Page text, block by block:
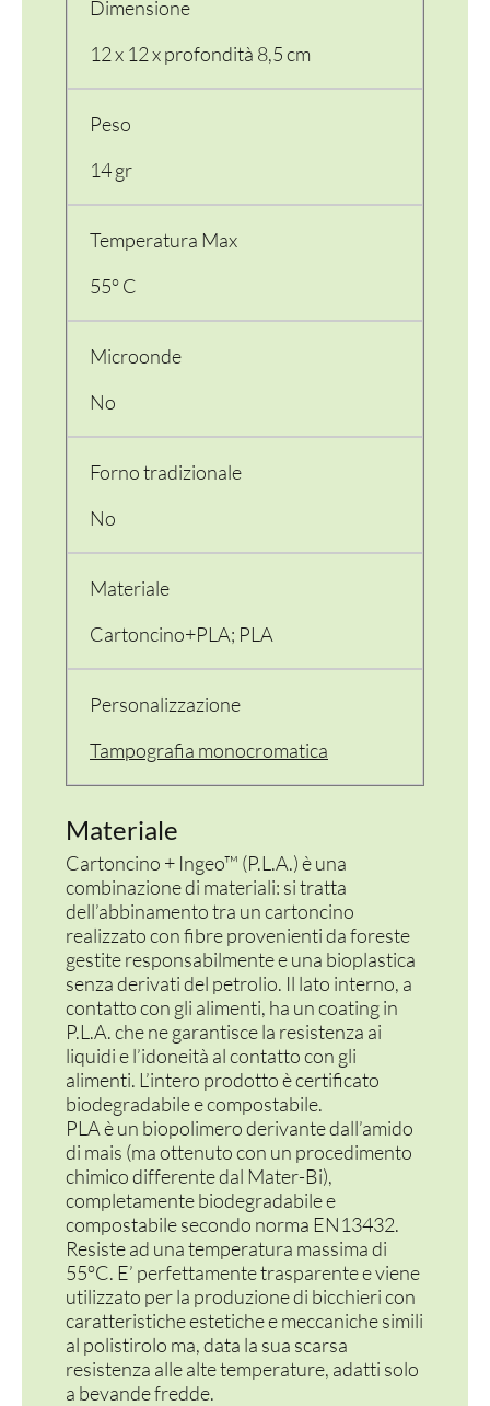
FINGER E GELATO
VASSOI E COTTURA
TERMOSALDABILI
PERSONALIZZATI
Dimensione
12 x 12 x profondità 8,5 cm
Peso
14 gr
Temperatura Max
55° C
Microonde
No
Forno tradizionale
No
Materiale
Cartoncino+PLA; PLA
Personalizzazione
Tampografia monocromatica
Materiale
Cartoncino + Ingeo™ (P.L.A.) è una
combinazione di materiali: si tratta
dell’abbinamento tra un cartoncino
realizzato con fibre provenienti da foreste
gestite responsabilmente e una bioplastica
senza derivati del petrolio. Il lato interno, a
contatto con gli alimenti, ha un coating in
P.L.A. che ne garantisce la resistenza ai
liquidi e l’idoneità al contatto con gli
alimenti. L’intero prodotto è certificato
biodegradabile e compostabile.
PLA è un biopolimero derivante dall’amido
di mais (ma ottenuto con un procedimento
chimico differente dal Mater-Bi),
completamente biodegradabile e
compostabile secondo norma EN13432.
Resiste ad una temperatura massima di
55°C. E’ perfettamente trasparente e viene
utilizzato per la produzione di bicchieri con
caratteristiche estetiche e meccaniche simili
al polistirolo ma, data la sua scarsa
resistenza alle alte temperature, adatti solo
a bevande fredde.